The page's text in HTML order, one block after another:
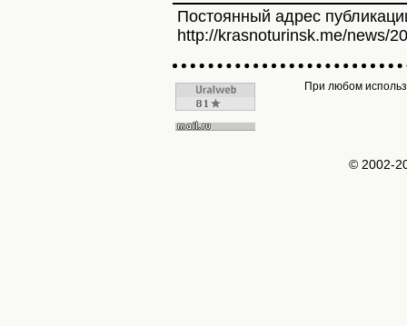
Постоянный адрес
http://krasnoturinsk.me/news/
При любом
© 2002-